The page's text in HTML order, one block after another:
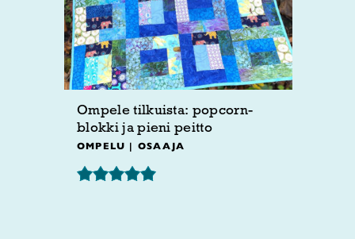
Ompele tilkuista: popcorn-
blokki ja pieni peitto
OMPELU | OSAAJA